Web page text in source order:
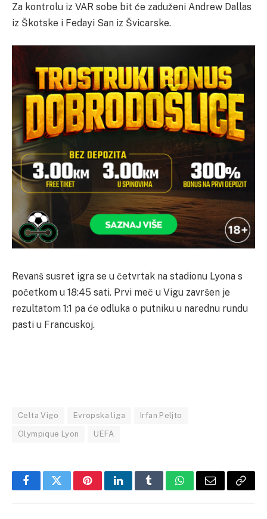
Za kontrolu iz VAR sobe bit će zaduženi Andrew Dallas
iz Škotske i Fedayi San iz Švicarske.
Revanš susret igra se u četvrtak na stadionu Lyona s
početkom u 18:45 sati. Prvi meč u Vigu završen je
rezultatom 1:1 pa će odluka o putniku u narednu rundu
pasti u Francuskoj.
Celta Vigo Evropska liga Irfan Peljto
Olympique Lyon UEFA
FacebookTwitterPinterestLinkedInTumblrWhatsApp
Email Copy